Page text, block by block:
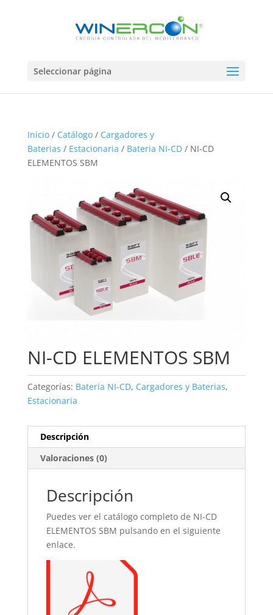
Seleccionar página
Inicio/ Catálogo/ Cargadores y
Baterias / Estacionaria / Bateria NI-CD/ NI-CD
ELEMENTOS SBM
NI-CD ELEMENTOS SBM
Categorías: Bateria NI-CD, Cargadores y Baterias,
Estacionaria
Descripción
Valoraciones (0)
Descripción
Puedes ver el catálogo completo de NI-CD
ELEMENTOS SBM pulsando en el siguiente
enlace.